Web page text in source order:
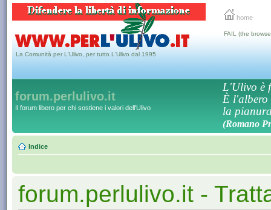
home
La Comunità per L'Ulivo, per tutto L'Ulivo dal 1995
FAIL (the
forum.perlulivo.it
Il forum libero per chi sostiene i valori dell'Ulivo
L'Ulivo è
È l'albero
la
(Romano
Indice
forum.perlulivo.it -